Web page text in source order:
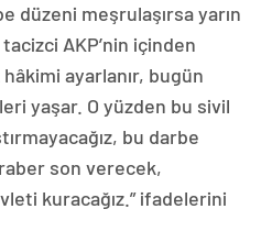
düzeni meşrulaşırsa yarın
AKP’nin içinden
ayarlanır, bugün
yaşar. O yüzden bu sivil
bu darbe
son verecek,
kuracağız.” ifadelerini